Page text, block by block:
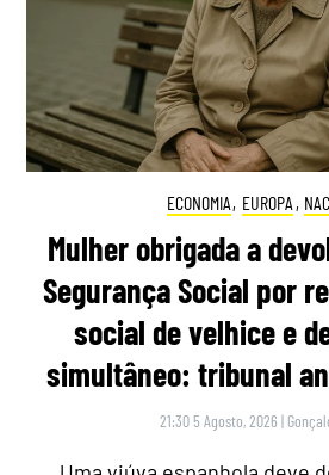
ECONOMIA, EUROPA ,
Mulher obrigada a
Segurança Social por
social de velhice e
simultâneo: tribunal
21:30 5 Agosto, 2026 |